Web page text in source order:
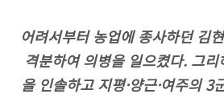
어려서부터 농업에 종사하던 김
격분하여 의병을 일으켰다. 그
을 인솔하고 지평·양근·여주의 3